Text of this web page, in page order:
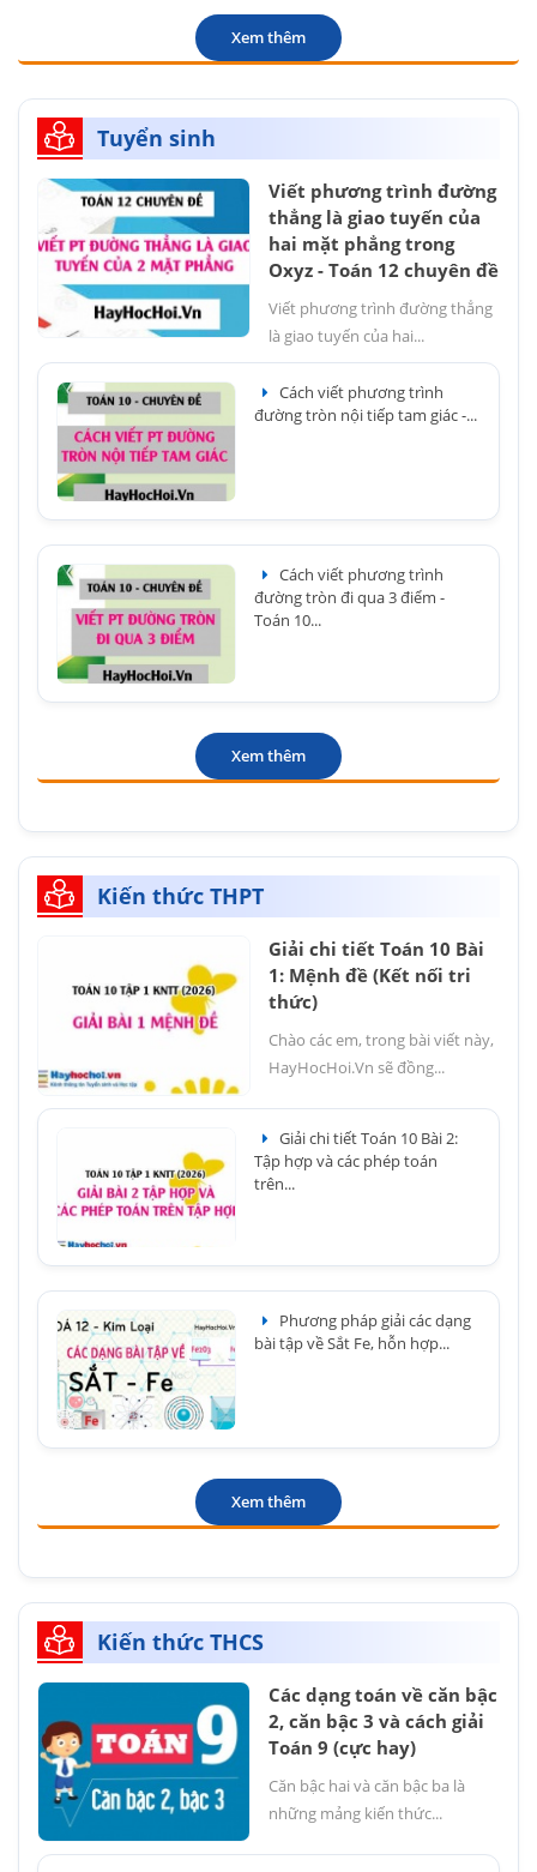
Xem thêm
Tuyển sinh
Viết phương trình đường
thẳng là giao tuyến của
hai mặt phẳng trong
Oxyz - Toán 12 chuyên đề
Viết phương trình đường thẳng
là giao tuyến của hai...
Cách viết phương trình
đường tròn nội tiếp tam giác -...
Cách viết phương trình
đường tròn đi qua 3 điểm -
Toán 10...
Xem thêm
Kiến thức THPT
Giải chi tiết Toán 10 Bài
1: Mệnh đề (Kết nối tri
thức)
Chào các em, trong bài viết này,
HayHocHoi.Vn sẽ đồng...
Giải chi tiết Toán 10 Bài 2:
Tập hợp và các phép toán
trên...
Phương pháp giải các dạng
bài tập về Sắt Fe, hỗn hợp...
Xem thêm
Kiến thức THCS
Các dạng toán về căn bậc
2, căn bậc 3 và cách giải
Toán 9 (cực hay)
Căn bậc hai và căn bậc ba là
những mảng kiến thức...